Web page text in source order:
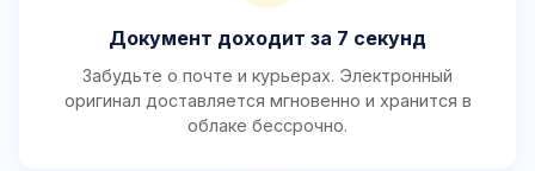
Документ доходит за 7 секунд
Забудьте о почте и курьерах. Электронный
оригинал доставляется мгновенно и хранится в
облаке бессрочно.